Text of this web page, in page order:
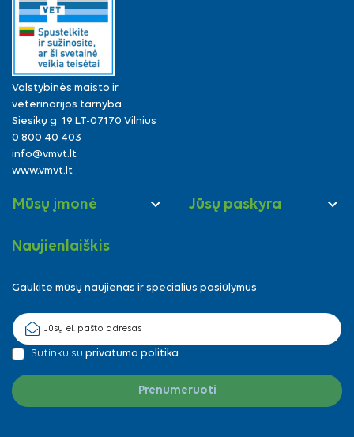
Valstybinės maisto ir
veterinarijos tarnyba
Siesikų g. 19 LT-07170 Vilnius
0 800 40 403
info@vmvt.lt
www.vmvt.lt
Mūsų įmonė  Jūsų paskyra 
Naujienlaiškis
Gaukite mūsų naujienas ir specialius pasiūlymus
Sutinku su privatumo politika